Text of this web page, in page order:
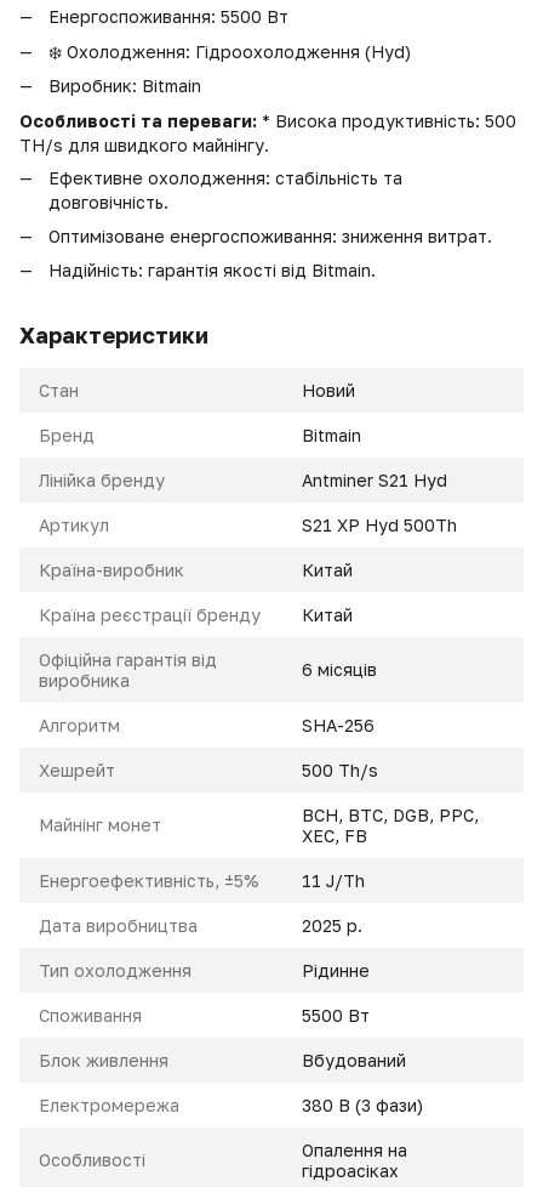
Енергоспоживання: 5500 Вт
❄️ Охолодження: Гідроохолодження (Hyd)
Виробник: Bitmain
Особливості та переваги: * Висока продуктивність: 500
TH/s для швидкого майнінгу.
Ефективне охолодження: стабільність та
довговічність.
Оптимізоване енергоспоживання: зниження витрат.
Надійність: гарантія якості від Bitmain.
Характеристики
Стан Новий
Бренд Bitmain
Лінійка бренду Antminer S21 Hyd
Артикул S21 XP Hyd 500Th
Країна-виробник Китай
Країна реєстрації бренду Китай
Офіційна гарантія від
виробника
6 місяців
Алгоритм SHA-256
Xешрейт 500 Th/s
Майнінг монет BCH, BTC, DGB, PPC,
XEC, FB
Енeргоефективність, ±5% 11 J/Th
Дата виробництва 2025 р.
Тип охолодження Рідинне
Cпоживання 5500 Вт
Блок живлення Вбудований
Електромережа 380 В (3 фази)
Особливості
Опалення на
гідроасіках